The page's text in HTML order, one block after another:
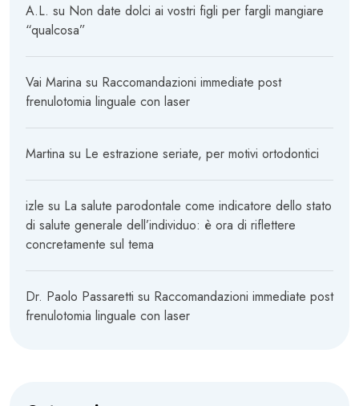
A.L. su Non date dolci ai vostri figli per fargli mangiare
“qualcosa”
Vai Marina su Raccomandazioni immediate post
frenulotomia linguale con laser
Martina su Le estrazione seriate, per motivi ortodontici
izle su La salute parodontale come indicatore dello stato
di salute generale dell’individuo: è ora di riflettere
concretamente sul tema
Dr. Paolo Passaretti su Raccomandazioni immediate post
frenulotomia linguale con laser